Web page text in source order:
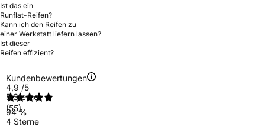
Ist das ein
Runflat-Reifen?
Kann ich den Reifen zu
einer Werkstatt liefern lassen?
Ist dieser
Reifen effizient?
Kundenbewertungen
4,9 /5
(55)
5 Sterne
94 %
4 Sterne